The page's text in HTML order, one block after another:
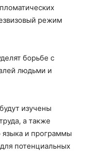
режим
борьбе с
людьми и
изучены
а также
языка и программы
потенциальных